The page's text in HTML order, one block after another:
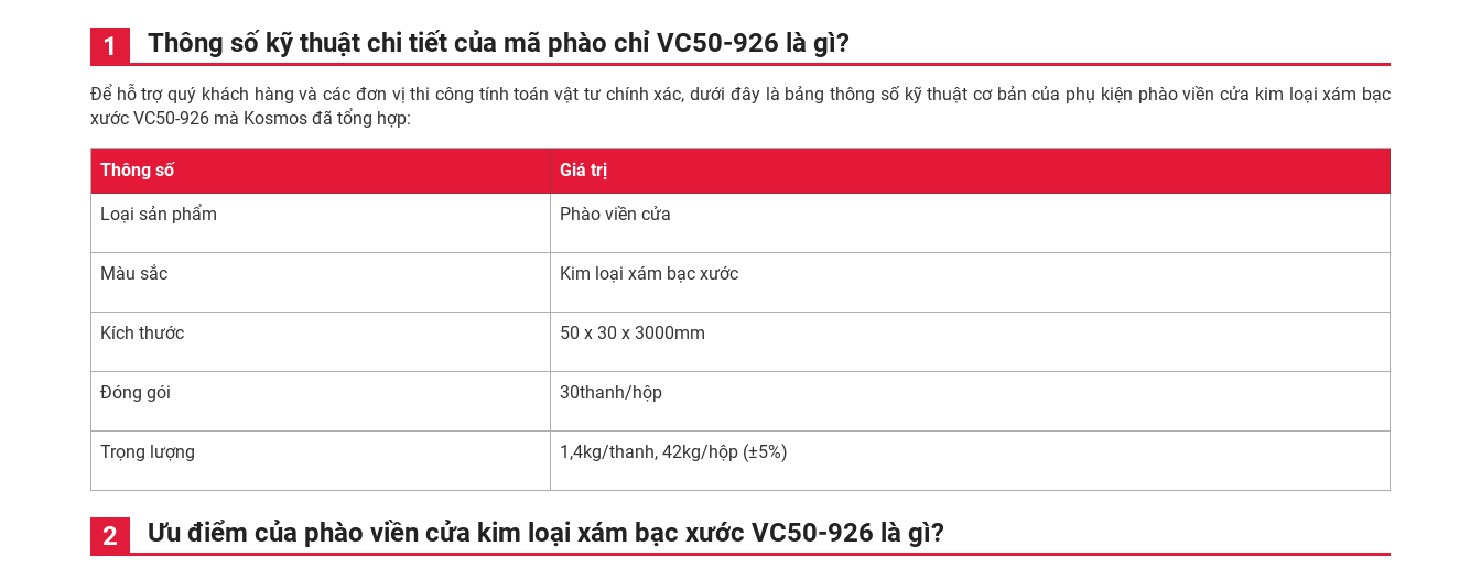
Thông số kỹ thuật chi tiết của mã phào chỉ VC50-926 là gì?
Để hỗ trợ quý khách hàng và các đơn vị thi công tính toán vật tư chính xác, dưới đây là bảng thông số kỹ thuật cơ bản của phụ kiện phào viền cửa kim loại xám bạc
xước VC50-926 mà Kosmos đã tổng hợp:
Thông số Giá trị
Loại sản phẩm Phào viền cửa
Màu sắc Kim loại xám bạc xước
Kích thước 50 x 30 x 3000mm
Đóng gói 30thanh/hộp
Trọng lượng 1,4kg/thanh, 42kg/hộp (±5%)
Ưu điểm của phào viền cửa kim loại xám bạc xước VC50-926 là gì?